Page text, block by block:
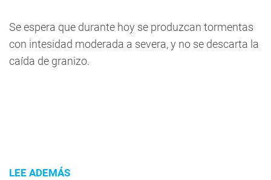
Se espera que durante hoy se produzcan tormentas
con intesidad moderada a severa, y no se descarta la
caída de granizo.
LEE ADEMÁS